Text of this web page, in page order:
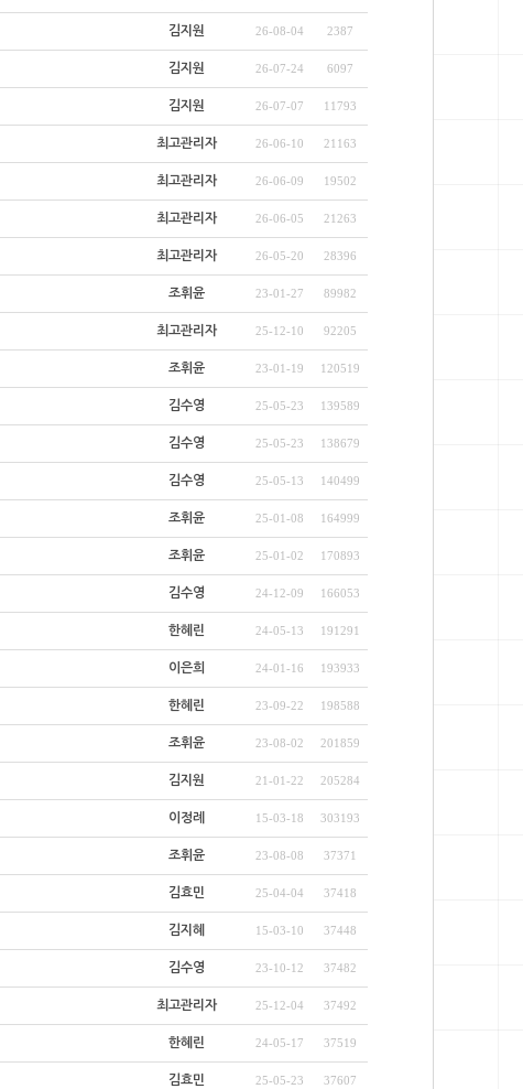
김지원 26-08-04 2387
김지원 26-07-24 6097
김지원 26-07-07 11793
최고관리자 26-06-10 21163
최고관리자 26-06-09 19502
최고관리자 26-06-05 21263
최고관리자 26-05-20 28396
조휘윤 23-01-27 89982
최고관리자 25-12-10 92205
조휘윤 23-01-19 120519
김수영 25-05-23 139589
김수영 25-05-23 138679
김수영 25-05-13 140499
조휘윤 25-01-08 164999
조휘윤 25-01-02 170893
김수영 24-12-09 166053
한혜린 24-05-13 191291
이은희 24-01-16 193933
한혜린 23-09-22 198588
조휘윤 23-08-02 201859
김지원 21-01-22 205284
이정례 15-03-18 303193
조휘윤 23-08-08 37371
김효민 25-04-04 37418
김지혜 15-03-10 37448
김수영 23-10-12 37482
최고관리자 25-12-04 37492
한혜린 24-05-17 37519
김효민 25-05-23 37607